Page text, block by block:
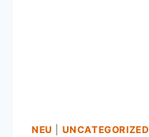
NEU UNCATEGORIZED